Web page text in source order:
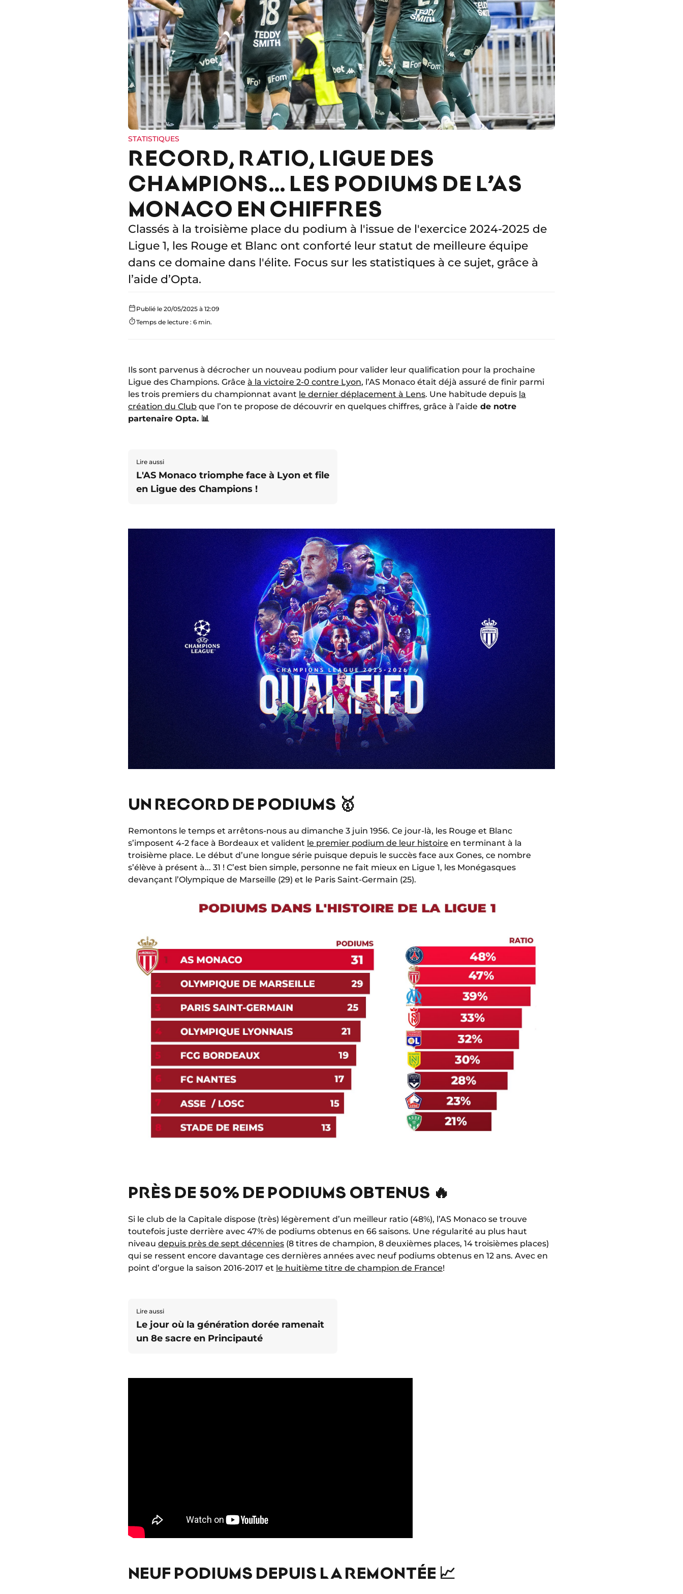
STATISTIQUES
RECORD, RATIO, LIGUE DES
CHAMPIONS… LES PODIUMS DE L’AS
MONACO EN CHIFFRES
Classés à la troisième place du podium à l'issue de l'exercice 2024-2025 de
Ligue 1, les Rouge et Blanc ont conforté leur statut de meilleure équipe
dans ce domaine dans l'élite. Focus sur les statistiques à ce sujet, grâce à
l’aide d’Opta.
Publié le 20/05/2025 à 12:09
Temps de lecture : 6 min.
Ils sont parvenus à décrocher un nouveau podium pour valider leur qualification pour la prochaine
Ligue des Champions. Grâce à la victoire 2-0 contre Lyon, l’AS Monaco était déjà assuré de finir parmi
les trois premiers du championnat avant le dernier déplacement à Lens. Une habitude depuis la
création du Club que l’on te propose de découvrir en quelques chiffres, grâce à l’aide de notre
partenaire Opta. 📊
Lire aussi
L'AS Monaco triomphe face à Lyon et file
en Ligue des Champions !
UN RECORD DE PODIUMS 🥇
Remontons le temps et arrêtons-nous au dimanche 3 juin 1956. Ce jour-là, les Rouge et Blanc
s’imposent 4-2 face à Bordeaux et valident le premier podium de leur histoire en terminant à la
troisième place. Le début d’une longue série puisque depuis le succès face aux Gones, ce nombre
s’élève à présent à... 31 ! C’est bien simple, personne ne fait mieux en Ligue 1, les Monégasques
devançant l’Olympique de Marseille (29) et le Paris Saint-Germain (25).
PRÈS DE 50% DE PODIUMS OBTENUS 🔥
Si le club de la Capitale dispose (très) légèrement d’un meilleur ratio (48%), l’AS Monaco se trouve
toutefois juste derrière avec 47% de podiums obtenus en 66 saisons. Une régularité au plus haut
niveau depuis près de sept décennies (8 titres de champion, 8 deuxièmes places, 14 troisièmes places)
qui se ressent encore davantage ces dernières années avec neuf podiums obtenus en 12 ans. Avec en
point d’orgue la saison 2016-2017 et le huitième titre de champion de France!
Lire aussi
Le jour où la génération dorée ramenait
un 8e sacre en Principauté
NEUF PODIUMS DEPUIS LA REMONTÉE 📈